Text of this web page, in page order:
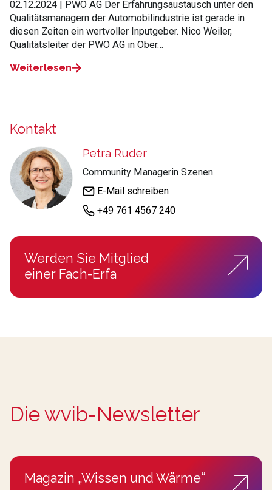
02.12.2024 | PWO AG Der Erfahrungsaustausch unter den
Qualitätsmanagern der Automobilindustrie ist gerade in
diesen Zeiten ein wertvoller Inputgeber. Nico Weiler,
Qualitätsleiter der PWO AG in Ober…
Weiterlesen
Kontakt
Petra Ruder
Community Managerin Szenen
E-Mail schreiben
+49 761 4567 240
Werden Sie Mitglied
einer Fach-Erfa
Die wvib-Newsletter
Magazin „Wissen und Wärme“